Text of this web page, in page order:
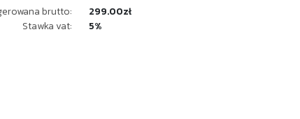
brutto:
299.00zł
Stawka vat:
5%